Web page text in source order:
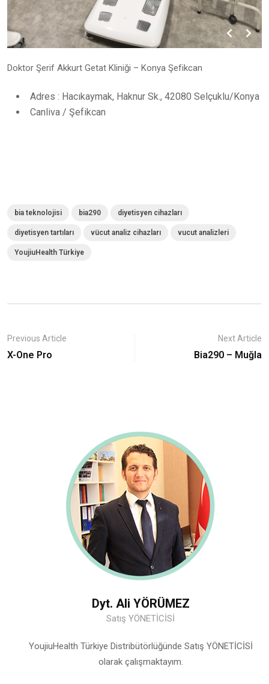
Doktor Şerif Akkurt Getat Kliniği – Konya Şefikcan
Adres : Hacıkaymak, Haknur Sk., 42080 Selçuklu/Konya
Canliva / Şefikcan
bia teknolojisi bia290 diyetisyen cihazları
diyetisyen tartıları vücut analiz cihazları vucut analizleri
YoujiuHealth Türkiye
Previous Article
X-One Pro
Next Article
Bia290 – Muğla
Dyt. Ali YÖRÜMEZ
Satış YÖNETİCİSİ
YoujiuHealth Türkiye Distribütörlüğünde Satış YÖNETİCİSİ
olarak çalışmaktayım.